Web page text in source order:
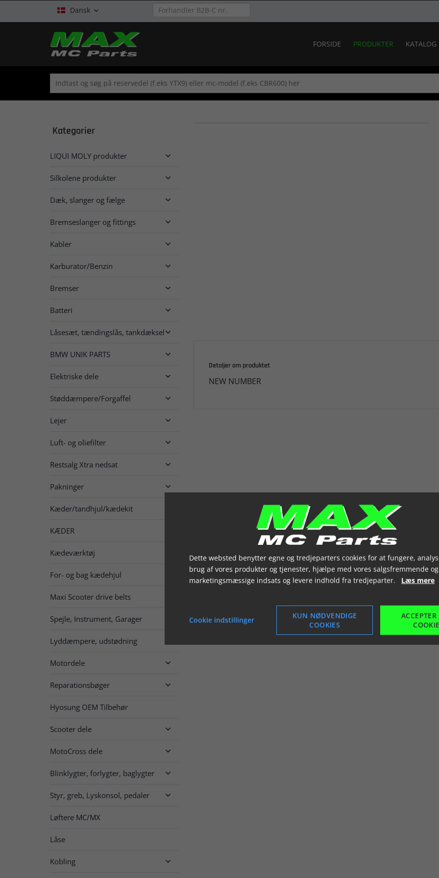
Dansk 
FORSIDE PRODUKTER KATALOG
Kategorier
LIQUI MOLY produkter 
Silkolene produkter 
Dæk, slanger og fælge 
Bremseslanger og fittings 
Kabler 
Karburator/Benzin 
Bremser 
Batteri 
Låsesæt, tændingslås, tankdæksel
BMW UNIK PARTS 
Elektriske dele 
Støddæmpere/Forgaffel 
Lejer 
Luft- og oliefilter 
Restsalg Xtra nedsat 
Pakninger 
Kæder/tandhjul/kædekit
KÆDER
Kædeværktøj
For- og bag kædehjul
Maxi Scooter drive belts
Spejle, Instrument, Garager
Lyddæmpere, udstødning
Motordele 
Reparationsbøger 
Hyosung OEM Tilbehør
Scooter dele 
MotoCross dele 
Blinklygter, forlygter, baglygter 
Styr, greb, Lyskonsol, pedaler 
Løftere MC/MX
Låse
Kobling 
Detaljer om produktet
NEW NUMBER
Dette websted benytter egne og tredjeparters cookies for at fungere,
brug af vores produkter og tjenester, hjælpe med vores salgsfremmende og
marketingsmæssige indsats og levere indhold fra tredjeparter. Læs mere
Cookie indstillinger
KUN NØDVENDIGE
COOKIES